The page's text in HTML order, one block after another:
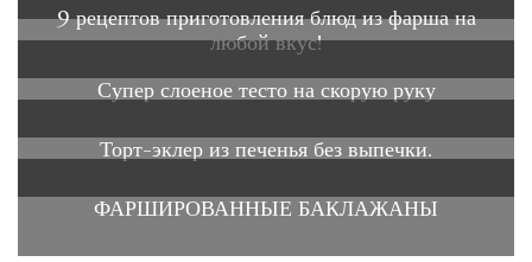
9 рецептов приготовления блюд из фарша на
любой вкус!
Супер слоеное тесто на скорую руку
Торт-эклер из печенья без выпечки.
ФАРШИРОВАННЫЕ БАКЛАЖАНЫ